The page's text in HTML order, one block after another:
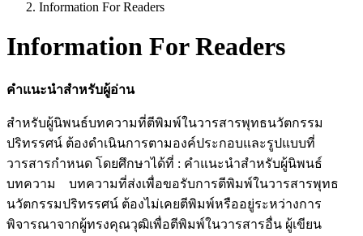
Information For Readers
Information For Readers
คำแนะนำสำหรับผู้อ่าน
สำหรับผู้นิพนธ์บทความที่ตีพิมพ์ในวารสารพุทธนวัตกรรม
ปริทรรศน์ ต้องดำเนินการตามองค์ประกอบและรูปแบบที่
วารสารกำหนด โดยศึกษาได้ที่ : คำแนะนำสำหรับผู้นิพนธ์
บทความ บทความที่ส่งเพื่อขอรับการตีพิมพ์ในวารสารพุทธ
นวัตกรรมปริทรรศน์ ต้องไม่เคยตีพิมพ์หรืออยู่ระหว่างการ
พิจารณาจากผู้ทรงคุณวุฒิเพื่อตีพิมพ์ในวารสารอื่น ผู้เขียน